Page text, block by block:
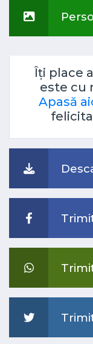
Îți place
este cu
Apasă